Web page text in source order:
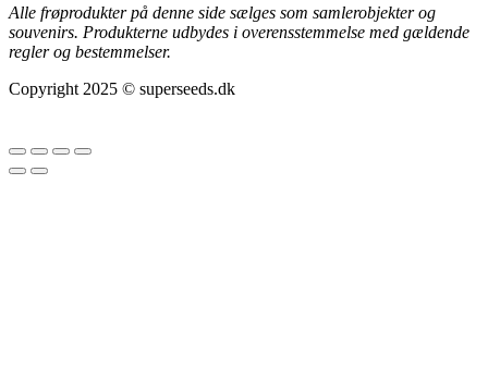
Alle frøprodukter på denne side sælges som samlerobjekter og
souvenirs. Produkterne udbydes i overensstemmelse med gældende
regler og bestemmelser.
Copyright 2025 © superseeds.dk